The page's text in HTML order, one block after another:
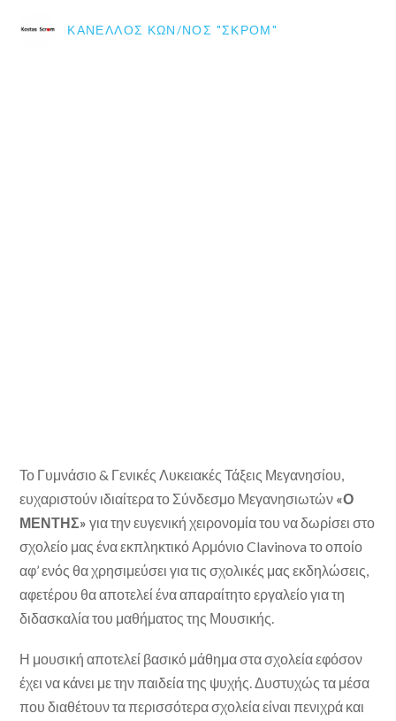
ΚΑΝΈΛΛΟΣ ΚΩΝ/ΝΟΣ "ΣΚΡΟΜ"
Το Γυμνάσιο & Γενικές Λυκειακές Τάξεις Μεγανησίου,
ευχαριστούν ιδιαίτερα το Σύνδεσμο Μεγανησιωτών «Ο
ΜΕΝΤΗΣ» για την ευγενική χειρονομία του να δωρίσει στο
σχολείο μας ένα εκπληκτικό Αρμόνιο Clavinova το οποίο
αφ’ ενός θα χρησιμεύσει για τις σχολικές μας εκδηλώσεις,
αφετέρου θα αποτελεί ένα απαραίτητο εργαλείο για τη
διδασκαλία του μαθήματος της Μουσικής.
Η μουσική αποτελεί βασικό μάθημα στα σχολεία εφόσον
έχει να κάνει με την παιδεία της ψυχής. Δυστυχώς τα μέσα
που διαθέτουν τα περισσότερα σχολεία είναι πενιχρά και